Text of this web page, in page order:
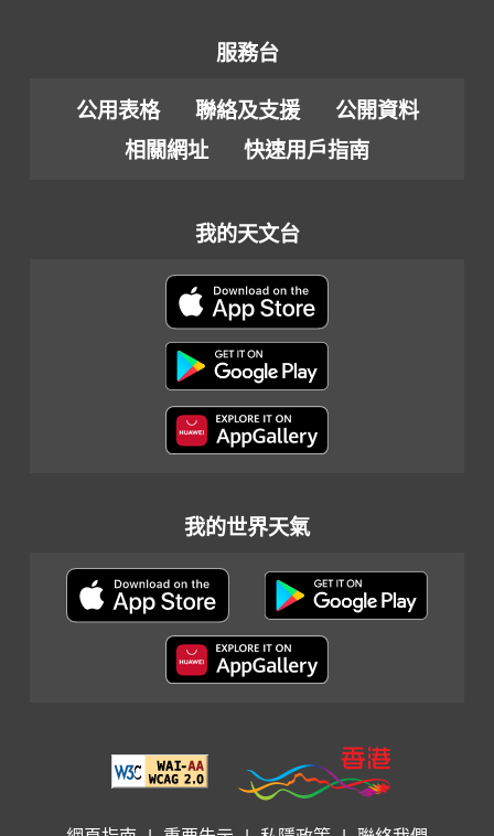
服務台
公用表格 聯絡及支援
公開資料
相關網址
快速用戶指南
我的天文台
我的世界天氣